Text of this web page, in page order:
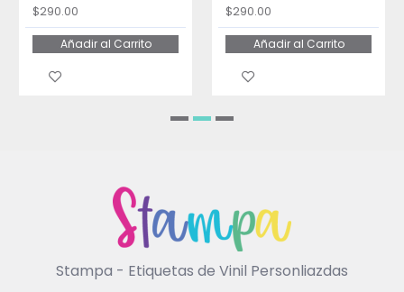
$290.00
Añadir al Carrito
$290.00
Añadir al Carrito
Stampa - Etiquetas de Vinil Personliazdas